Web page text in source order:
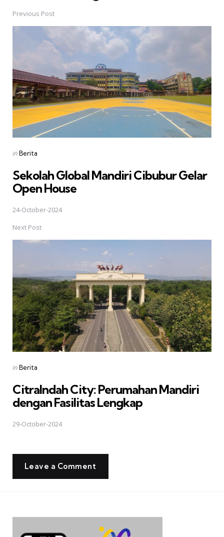
navigation
Previous Post
Posted
inBerita
Sekolah Global Mandiri Cibubur Gelar
Open House
24-October-2024
Next Post
Posted
inBerita
CitraIndah City: Perumahan Mandiri
dengan Fasilitas Lengkap
29-October-2024
Leave a Comment